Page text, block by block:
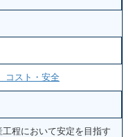
コスト・安全
程において安定を目指す